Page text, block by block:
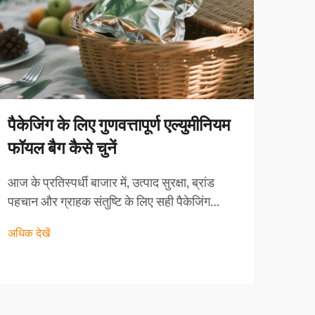
पैकेजिंग के लिए गुणवत्तापूर्ण एल्युमीनियम
फॉयल बैग कैसे चुनें
आज के प्रतिस्पर्धी बाजार में, उत्पाद सुरक्षा, ब्रांड
पहचान और ग्राहक संतुष्टि के लिए सही पैकेजिंग
एल्युमीनियम फॉयल बैग सबसे बहुमुखी और प्रभावी
अधिक देखें